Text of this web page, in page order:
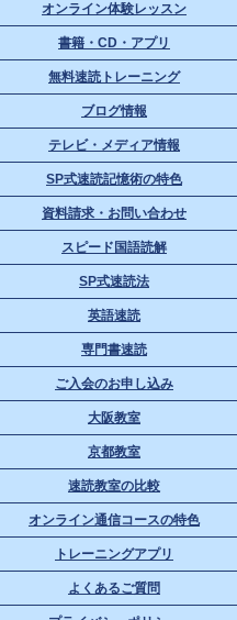
オンライン体験レッスン
書籍・CD・アプリ
無料速読トレーニング
ブログ情報
テレビ・メディア情報
SP式速読記憶術の特色
資料請求・お問い合わせ
スピード国語読解
SP式速読法
英語速読
専門書速読
ご入会のお申し込み
大阪教室
京都教室
速読教室の比較
オンライン通信コースの特色
トレーニングアプリ
よくあるご質問